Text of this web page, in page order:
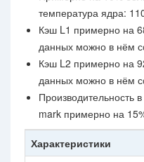
температура ядра:
Кэш L1 примерно на
данных можно в нём
Кэш L2 примерно на
данных можно в нём
Производительность
mark примерно на
Характеристики